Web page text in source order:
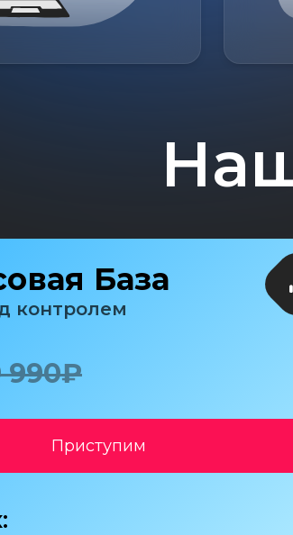
Приступим
990₽
База
контролем